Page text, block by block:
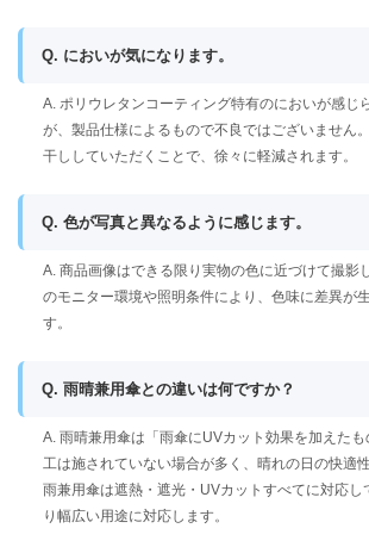
Q. においが気になります。
A. ポリウレタンコーティング特有のにおいが感じ
が、製品仕様によるもので不良ではございません
干ししていただくことで、徐々に軽減されます。
Q. 色が写真と異なるように感じます。
A. 商品画像はできる限り実物の色に近づけて撮影
のモニター環境や照明条件により、色味に差異が
す。
Q. 雨晴兼用傘との違いは何ですか？
A. 雨晴兼用傘は「雨傘にUVカット効果を加えた
工は施されていない場合が多く、晴れの日の快適
雨兼用傘は遮熱・遮光・UVカットすべてに対応し
り幅広い用途に対応します。